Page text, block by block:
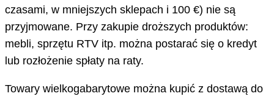
czasami, w mniejszych sklepach i 100 €) nie są
przyjmowane. Przy zakupie droższych produktów:
mebli, sprzętu RTV itp. można postarać się o kredyt
lub rozłożenie spłaty na raty.
Towary wielkogabarytowe można kupić z dostawą do